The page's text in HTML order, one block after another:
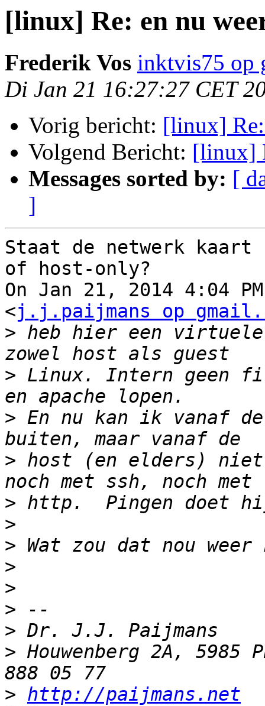
[linux] Re: en nu
Frederik Vos inktvis75 op
Di Jan 21 16:27:27 CET
Vorig bericht: [linux]
Volgend Bericht: [linux]
Messages sorted by: [
]
Staat de netwerk
of host-only?
On Jan 21, 2014 4:04
<j.j.paijmans op
> heb hier een virtuele
> Linux. Intern geen
> En nu kan ik vanaf
> host (en elders)
>
>
>
>
>
>
>
> Houwenberg 2A,
> http://paijmans.net